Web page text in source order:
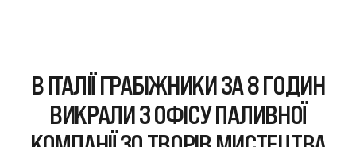
В ІТАЛІЇ ГРАБІЖНИКИ ЗА 8 ГОДИН
ВИКРАЛИ З ОФІСУ ПАЛИВНОЇ